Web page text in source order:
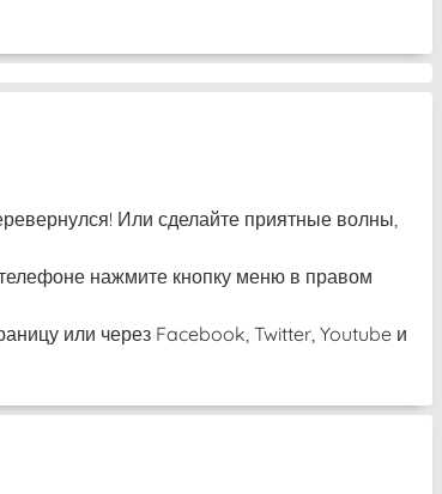
Или сделайте приятные волны,
нажмите кнопку меню в правом
или через Facebook, Twitter, Youtube и